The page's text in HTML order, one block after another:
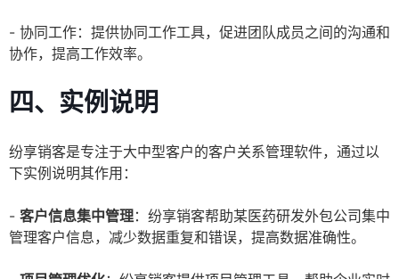
- 协同工作：提供协同工作工具，促进团队成员之间的沟通和
协作，提高工作效率。
四、实例说明
纷享销客是专注于大中型客户的客户关系管理软件，通过以
下实例说明其作用：
- 客户信息集中管理：纷享销客帮助某医药研发外包公司集中
管理客户信息，减少数据重复和错误，提高数据准确性。